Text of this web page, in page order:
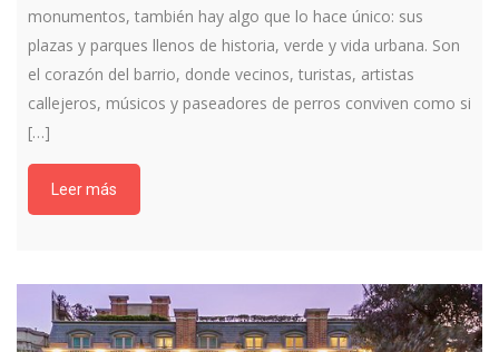
monumentos, también hay algo que lo hace único: sus
plazas y parques llenos de historia, verde y vida urbana. Son
el corazón del barrio, donde vecinos, turistas, artistas
callejeros, músicos y paseadores de perros conviven como si
[…]
Leer más